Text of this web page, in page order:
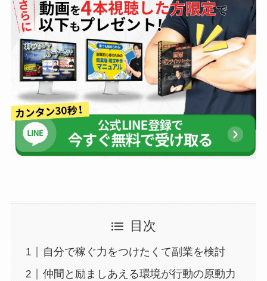
目次
自分で稼ぐ力をつけたくて副業を検討
仲間と励ましあえる環境が行動の原動力